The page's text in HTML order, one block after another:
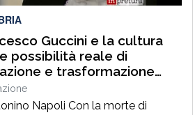
Guccini e la cultura
possibilità reale di
e trasformazione
Napoli Con la morte di